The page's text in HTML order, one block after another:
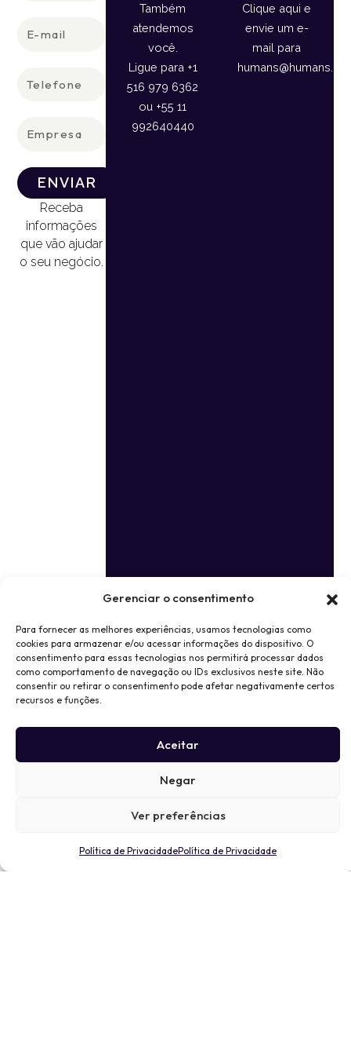
Gerenciar o consentimento
Para fornecer as melhores experiências, usamos tecnologias como
cookies para armazenar e/ou acessar informações do dispositivo. O
consentimento para essas tecnologias nos permitirá processar dados
como comportamento de navegação ou IDs exclusivos neste site. Não
consentir ou retirar o consentimento pode afetar negativamente certos
recursos e funções.
Aceitar
Negar
Ver preferências
Política de PrivacidadePolítica de Privacidade
ENVIAR
Receba
informações
que vão ajudar
o seu negócio.
Também
atendemos
você.
Ligue para +1
516 979 6362
ou +55 11
992640440
Clique aqui e
envie um e-
mail para